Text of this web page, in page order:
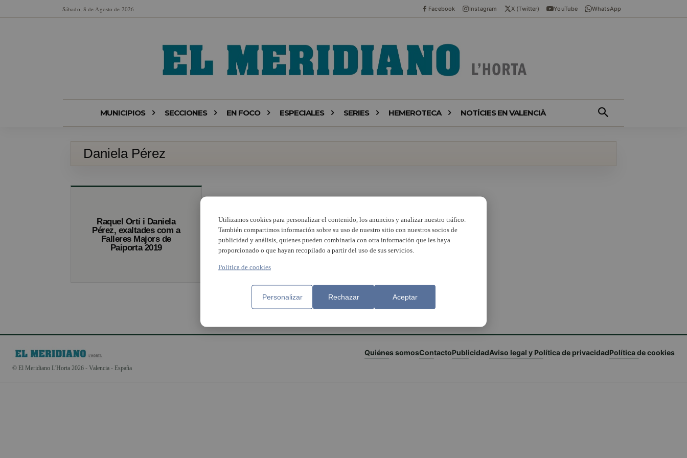
Sábado, 8 de Agosto de 2026 Facebook Instagram X (Twitter) YouTube WhatsApp
MUNICIPIOS SECCIONES EN FOCO ESPECIALES SERIES HEMEROTECA NOTÍCIES EN VALENCIÀ
Daniela Pérez
Raquel Ortí i Daniela
Pérez, exaltades com a
Falleres Majors de
Paiporta 2019
© El Meridiano L'Horta 2026 - Valencia - España
Quiénes somosContactoPublicidadAviso legal y Política de privacidadPolítica de cookies
Utilizamos cookies para personalizar el contenido, los anuncios y analizar nuestro tráfico.
También compartimos información sobre su uso de nuestro sitio con nuestros socios de
publicidad y análisis, quienes pueden combinarla con otra información que les haya
proporcionado o que hayan recopilado a partir del uso de sus servicios.
Política de cookies
Personalizar Rechazar Aceptar